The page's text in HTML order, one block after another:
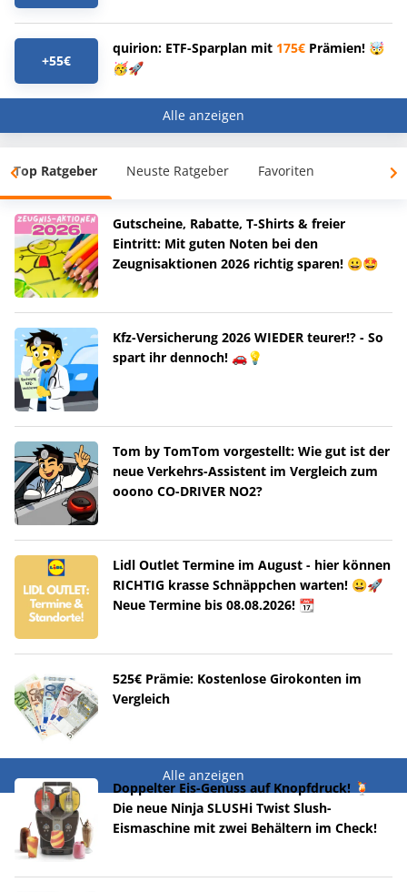
+55€
quirion: ETF-Sparplan mit 175€ Prämien! 🤯
🥳🚀
Alle anzeigen
Top Ratgeber Neuste Ratgeber Favoriten
Gutscheine, Rabatte, T-Shirts & freier
Eintritt: Mit guten Noten bei den
Zeugnisaktionen 2026 richtig sparen! 😀🤩
Kfz-Versicherung 2026 WIEDER teurer!? - So
spart ihr dennoch! 🚗💡
Tom by TomTom vorgestellt: Wie gut ist der
neue Verkehrs-Assistent im Vergleich zum
ooono CO-DRIVER NO2?
Lidl Outlet Termine im August - hier können
RICHTIG krasse Schnäppchen warten! 😀🚀
Neue Termine bis 08.08.2026! 📆
525€ Prämie: Kostenlose Girokonten im
Vergleich
Alle anzeigen
Doppelter Eis-Genuss auf Knopfdruck! 🍹
Die neue Ninja SLUSHi Twist Slush-
Eismaschine mit zwei Behältern im Check!